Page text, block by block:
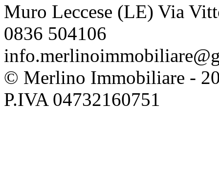
Muro Leccese (LE) Via
0836 504106
© Merlino Immobiliare -
P.IVA 04732160751